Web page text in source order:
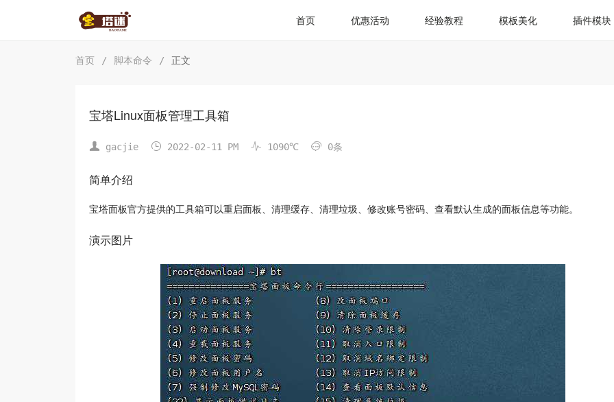
首页 优惠活动 经验教程 模板美化 插件模块
首页 / 脚本命令 / 正文
宝塔Linux面板管理工具箱
 gacjie  2022-02-11 PM  1090℃  0条
简单介绍
宝塔面板官方提供的工具箱可以重启面板、清理缓存、清理垃圾、修改账号密码、查看默认生成的面板信息等功能。
演示图片